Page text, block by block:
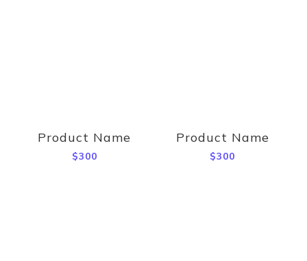
Product Name
$300
Product Name
$300